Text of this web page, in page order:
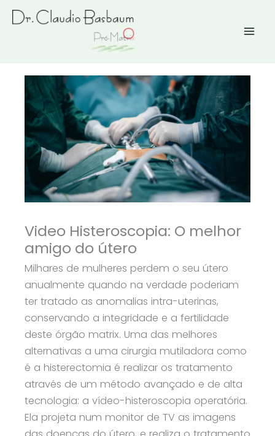
para
Video Histeroscopia: O melhor
amigo do útero
Milhares de mulheres perdem o seu útero
anualmente quando na verdade poderiam
ter tratado as anomalias intra-uterinas,
conservando a integridade e a fertilidade
deste órgão matrix. Uma das melhores
alternativas a uma cirurgia mutiladora como
é a histerectomia é realizar os tratamento
através de um método avançado e de alta
tecnologia: a vídeo-histeroscopia operatória.
Ela projeta num monitor de TV as imagens